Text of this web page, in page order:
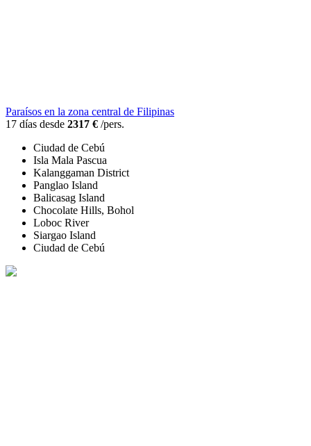
Paraísos en la zona central de Filipinas
17 días desde 2317 € /pers.
Ciudad de Cebú
Isla Mala Pascua
Kalanggaman District
Panglao Island
Balicasag Island
Chocolate Hills, Bohol
Loboc River
Siargao Island
Ciudad de Cebú